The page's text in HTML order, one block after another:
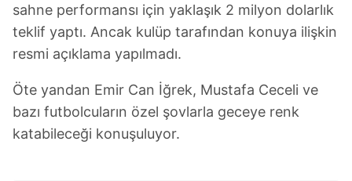
sahne performansı için yaklaşık 2 milyon dolarlık
teklif yaptı. Ancak kulüp tarafından konuya ilişkin
resmi açıklama yapılmadı.
Öte yandan Emir Can İğrek, Mustafa Ceceli ve
bazı futbolcuların özel şovlarla geceye renk
katabileceği konuşuluyor.